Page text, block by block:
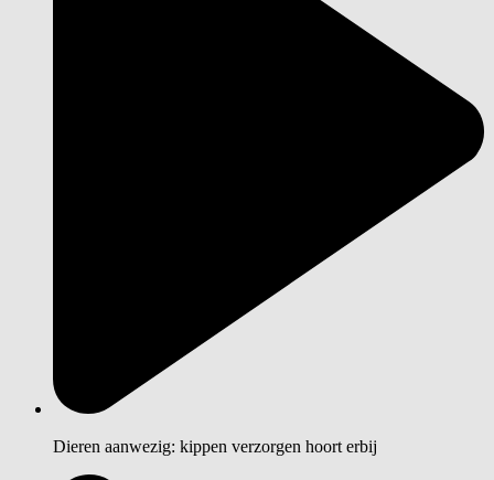
Dieren aanwezig: kippen verzorgen hoort erbij